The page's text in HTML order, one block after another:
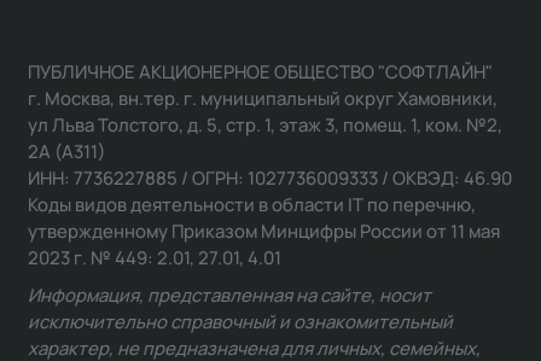
ПУБЛИЧНОЕ АКЦИОНЕРНОЕ ОБЩЕСТВО "СОФТЛАЙН"
г. Москва, вн.тер. г. муниципальный округ Хамовники,
ул Льва Толстого, д. 5, стр. 1, этаж 3, помещ. 1, ком. №2,
2А (А311)
ИНН: 7736227885 / ОГРН: 1027736009333 / ОКВЭД: 46.90
Коды видов деятельности в области IT по перечню,
утвержденному Приказом Минцифры России от 11 мая
2023 г. № 449: 2.01, 27.01, 4.01
Информация, представленная на сайте, носит
исключительно справочный и ознакомительный
характер, не предназначена для личных, семейных,